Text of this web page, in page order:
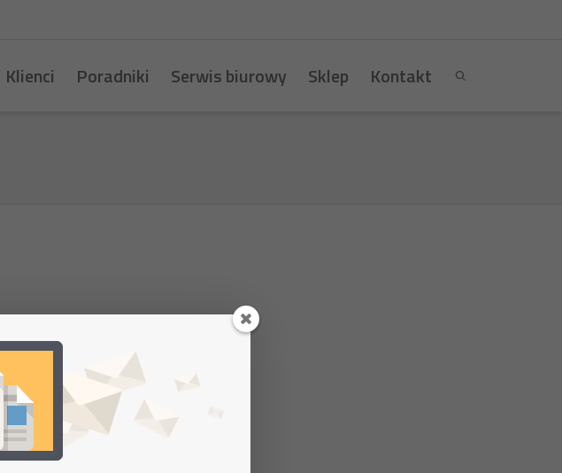
Klienci Poradniki Serwis biurowy Sklep Kontakt